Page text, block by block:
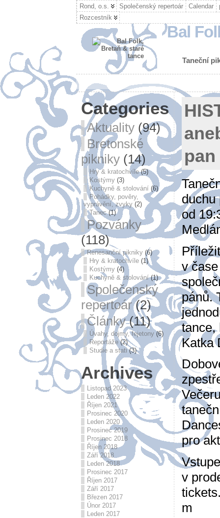
Rond, o.s. Společenský repertoár Calendar
Rozcestník
Bal
Taneční
Categories
Aktuality(94)
Bretonské
pikniky(14)
Hry & kratochvíle(5)
Kostýmy(3)
Kuchyně & stolování(6)
Pohádky, pověry,
vyprávění, zvyky(2)
Tanec(1)
Pozvánky
(118)
Renesanční pikniky(6)
Hry & kratochvíle(1)
Kostýmy(4)
Kuchyně & stolování(1)
Společenský
repertoár(2)
Články(11)
Úvahy, dojmy, fejetony (6)
Reportáže(2)
Studie a stati(3)
Archives
Listopad 2023
Leden 2022
Říjen 2021
Prosinec 2020
Leden 2020
Prosinec 2019
Prosinec 2018
Říjen 2018
Září 2018
Leden 2018
Prosinec 2017
Říjen 2017
Září 2017
Březen 2017
Únor 2017
Leden 2017
duchu
od
v
pánů.
tance,
Katka
pro
v
m